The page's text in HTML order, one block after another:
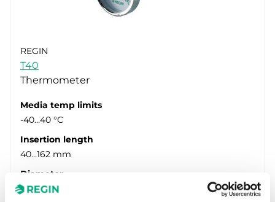
REGIN
T40
Thermometer
Media temp limits
-40…40 °C
Insertion length
40…162 mm
Diameter
65mm